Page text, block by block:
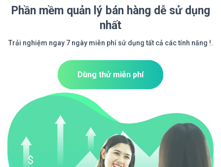
Phần mềm quản lý bán hàng dễ sử dụng
nhất
Trải nghiệm ngay 7 ngày miễn phí sử dụng tất cả các tính năng !.
Dùng thử miễn phí